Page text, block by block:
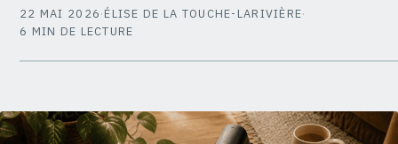
22 MAI 2026·ÉLISE DE LA TOUCHE-LARIVIÈRE·
6 MIN DE LECTURE